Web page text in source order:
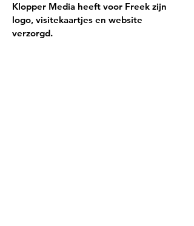
Klopper Media heeft voor Freek zijn
logo, visitekaartjes en website
verzorgd.